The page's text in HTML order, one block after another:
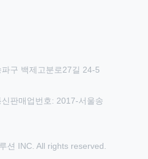
구 백제고분로27길 24-5
판매업번호: 2017-서울송
션 INC. All rights reserved.